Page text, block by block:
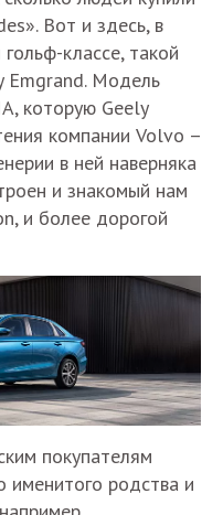
Вот и здесь, в
классе, такой
Emgrand. Модель
которую Geely
компании Volvo –
в ней наверняка
и знакомый нам
и более дорогой
покупателям
родства и